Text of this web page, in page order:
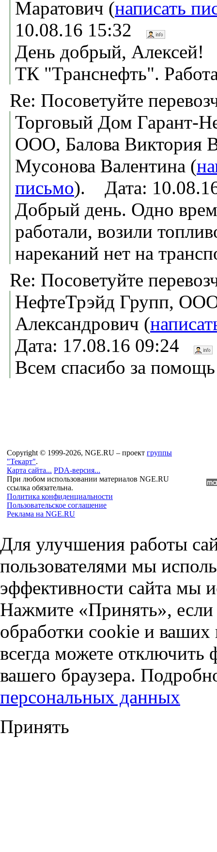
Маратович (написать
10.08.16 15:32
День добрый, Алексей!
ТК "Транснефть".
Re: Посоветуйте
Торговый Дом Гарант-
ООО, Балова Виктория
Мусонова Валентина (
письмо). Дата:
Добрый день. Одно
работали, возили
нареканий нет на
Re: Посоветуйте
НефтеТрэйд Групп,
Александрович (
Дата: 17.08.16 09:24
Всем спасибо за
Copyright © 1999-2026, NGE.RU – проект группы
"Текарт".
Карта сайта... PDA-версия...
При любом использовании материалов NGE.RU
ссылка обязательна.
Политика конфиденциальности
Пользовательское соглашение
Реклама на NGE.RU
Для улучшения работы
пользователями мы
эффективности сайта мы
Нажмите «Принять», если
обработки cookie и
всегда можете отключить
вашего браузера.
персональных данных
Принять